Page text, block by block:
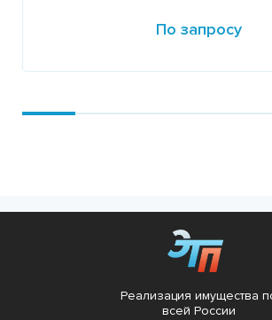
По запросу
Реализация имущества
всей России